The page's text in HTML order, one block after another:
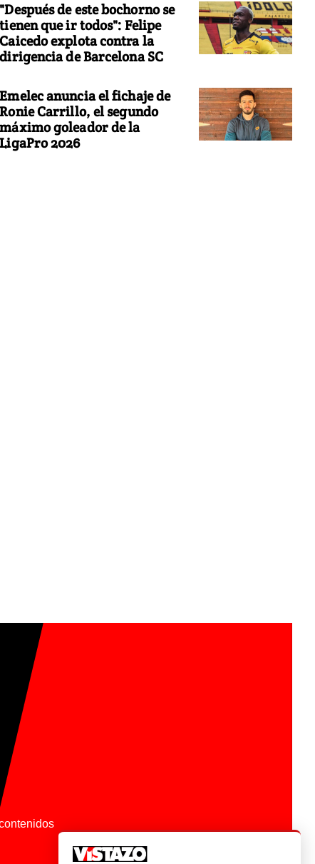
"Después de este bochorno se
tienen que ir todos": Felipe
Caicedo explota contra la
dirigencia de Barcelona SC
Emelec anuncia el fichaje de
Ronie Carrillo, el segundo
máximo goleador de la
LigaPro 2026